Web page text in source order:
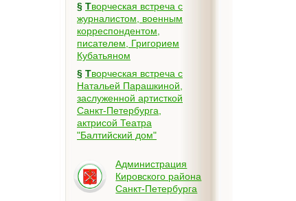
§ Творческая встреча с
журналистом, военным
корреспондентом,
писателем, Григорием
Кубатьяном
§ Творческая встреча с
Натальей Парашкиной,
заслуженной артисткой
Санкт-Петербурга,
актрисой Театра
"Балтийский дом"
Администрация
Кировского района
Санкт-Петербурга